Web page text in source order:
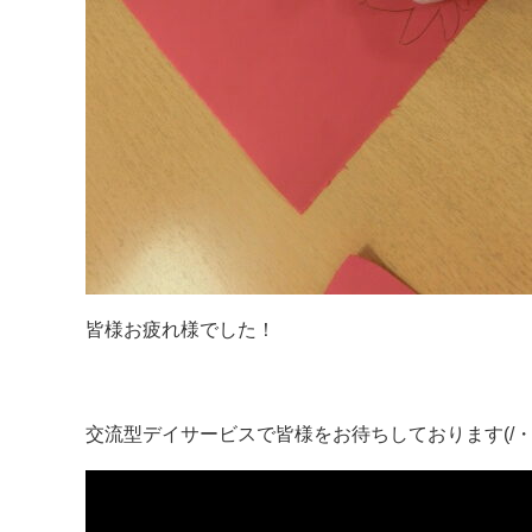
皆様お疲れ様でした！
交流型デイサービスで皆様をお待ちしております(/